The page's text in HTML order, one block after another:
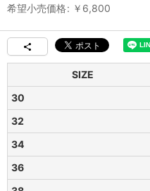
希望小売価格: ￥ 6,800
SIZE
30
32
34
36